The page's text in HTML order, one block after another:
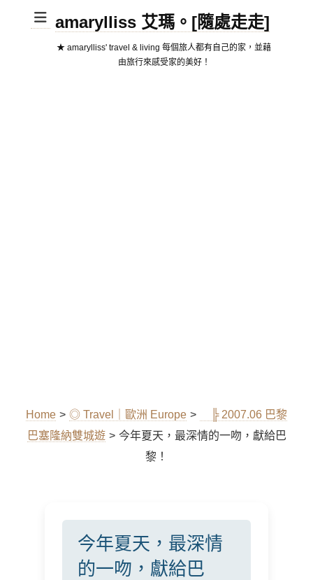
amarylliss 艾瑪。[隨處走走]
★ amarylliss' travel & living 每個旅人都有自己的家，並藉
由旅行來感受家的美好！
Home > ◎ Travel｜歐洲 Europe >
╠ 2007.06 巴黎
巴塞隆納雙城遊 > 今年夏天，最深情的一吻，獻給巴
黎！
今年夏天，最深情
的一吻，獻給巴